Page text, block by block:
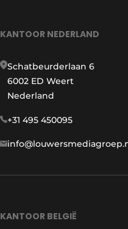
KANTOOR NEDERLAND
Schatbeurderlaan 6
6002 ED Weert
Nederland
+31 495 450095
KANTOOR BELGIË